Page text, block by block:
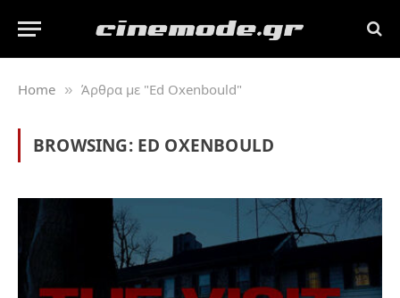
Home » Άρθρα με "Ed Oxenbould"
BROWSING: ED OXENBOULD